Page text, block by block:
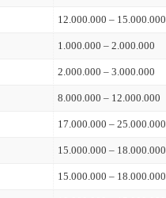
12.000.000 – 15.000.000
1.000.000 – 2.000.000
2.000.000 – 3.000.000
8.000.000 – 12.000.000
17.000.000 – 25.000.000
15.000.000 – 18.000.000
15.000.000 – 18.000.000